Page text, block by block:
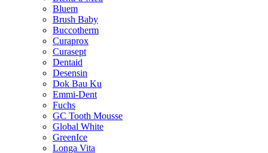
Bluem
Brush Baby
Buccotherm
Curaprox
Curasept
Dentaid
Desensin
Dok Bau Ku
Emmi-Dent
Fuchs
GC Tooth Mousse
Global White
GreenIce
Longa Vita